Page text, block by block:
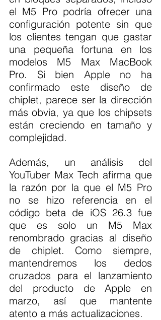
el M5 Pro podría ofrecer una
configuración potente sin que
los clientes tengan que gastar
una pequeña fortuna en los
modelos M5 Max MacBook
Pro. Si bien Apple no ha
confirmado este diseño de
chiplet, parece ser la dirección
más obvia, ya que los chipsets
están creciendo en tamaño y
complejidad.
Además, un análisis del
YouTuber Max Tech afirma que
la razón por la que el M5 Pro
no se hizo referencia en el
código beta de iOS 26.3 fue
que es solo un M5 Max
renombrado gracias al diseño
de chiplet. Como siempre,
mantendremos los dedos
cruzados para el lanzamiento
del producto de Apple en
marzo, así que mantente
atento a más actualizaciones.